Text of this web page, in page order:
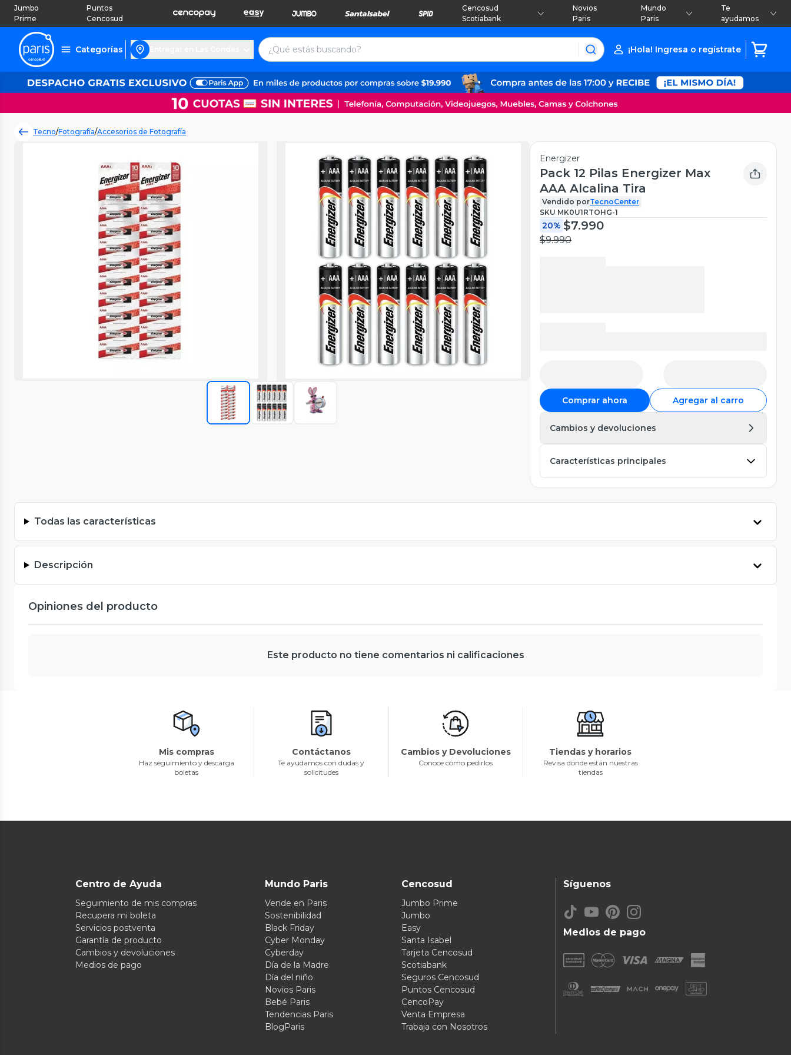
Jumbo
Prime
Puntos
Cencosud
Cencosud
Scotiabank
Novios
Paris
Mundo
Paris
Te
ayudamos
Categorías ¡Hola! Ingresa o regístrate
Tecno/Fotografía/Accesorios de Fotografía
Energizer
Pack 12 Pilas Energizer Max
AAA Alcalina Tira
Vendido porTecnoCenter
SKU MK0U1RTOHG-1
20% $7.990
$9.990
Comprar ahora Agregar al carro
Cambios y devoluciones
Características principales
Todas las características
Descripción
Opiniones del producto
Este producto no tiene comentarios ni calificaciones
Mis compras
Haz seguimiento y descarga
boletas
Contáctanos
Te ayudamos con dudas y
solicitudes
Cambios y Devoluciones
Conoce cómo pedirlos
Tiendas y horarios
Revisa dónde están nuestras
tiendas
Centro de Ayuda
Seguimiento de mis compras
Recupera mi boleta
Servicios postventa
Garantía de producto
Cambios y devoluciones
Medios de pago
Mundo Paris
Vende en Paris
Sostenibilidad
Black Friday
Cyber Monday
Cyberday
Día de la Madre
Día del niño
Novios Paris
Bebé Paris
Tendencias Paris
BlogParis
Cencosud
Jumbo Prime
Jumbo
Easy
Santa Isabel
Tarjeta Cencosud
Scotiabank
Seguros Cencosud
Puntos Cencosud
CencoPay
Venta Empresa
Trabaja con Nosotros
Medios de pago
Síguenos